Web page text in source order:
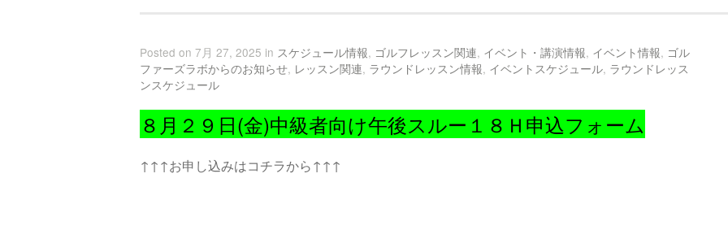
Posted on 7月 27, 2025 in スケジュール情報, ゴルフレッスン関連, イベント・講演情報, イベント情報, ゴル
ファーズラボからのお知らせ, レッスン関連, ラウンドレッスン情報, イベントスケジュール, ラウンドレッス
ンスケジュール
８月２９日(金)中級者向け午後スルー１８Ｈ申込フォーム
↑↑↑お申し込みはコチラから↑↑↑